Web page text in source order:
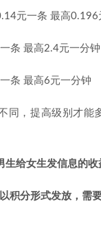
元一条 最高0.196
条 最高2.4元一分钟
条 最高6元一分钟
同，提高级别才能
生给女生发信息的收
积分形式发放，需